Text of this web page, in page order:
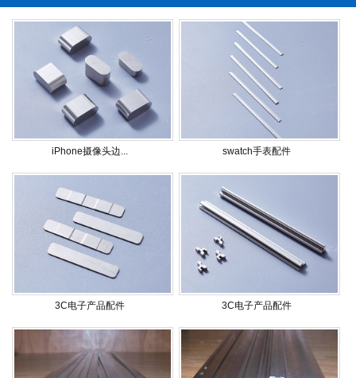
iPhone摄像头边... swatch手表配件
3C电子产品配件 3C电子产品配件